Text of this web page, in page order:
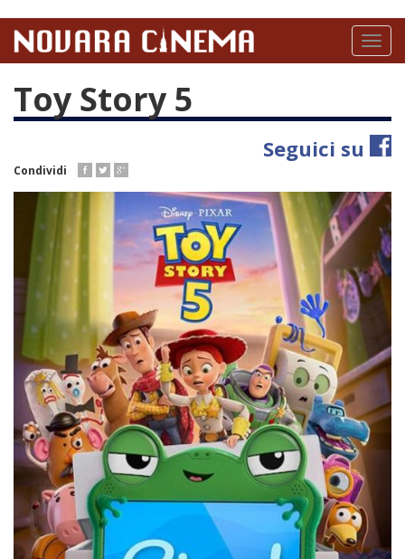
contenuto
Toggle
Toy Story 5
Seguici su
Condividi